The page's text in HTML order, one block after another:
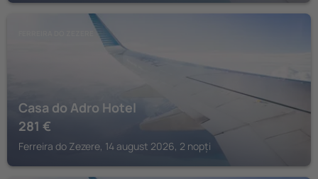
Casa do Adro Hotel
281 €
Ferreira do Zezere, 14 august 2026, 2 nopți